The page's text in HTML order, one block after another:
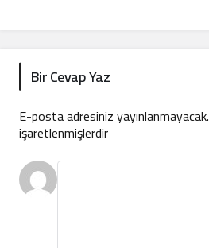
Bir Cevap Yaz
E-posta adresiniz yayınlanmayacak.
işaretlenmişlerdir